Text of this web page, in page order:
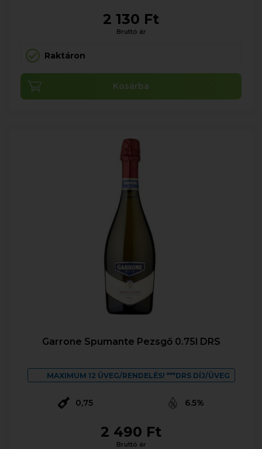
2 130 Ft
Bruttó ár
Raktáron
Kosárba
Garrone Spumante Pezsgő 0.75l DRS
MAXIMUM 12 ÜVEG/RENDELÉS! ***DRS DÍJ/ÜVEG
0,75 6.5%
2 490 Ft
Bruttó ár